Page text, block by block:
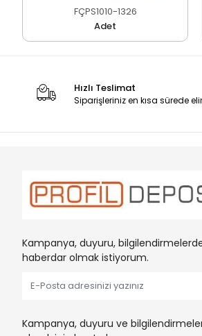
FÇPS1010-1326
Adet
Hızlı Teslimat
Siparişleriniz en kısa sürede
Kampanya, duyuru,
haberdar olmak istiyorum.
Kampanya, duyuru ve